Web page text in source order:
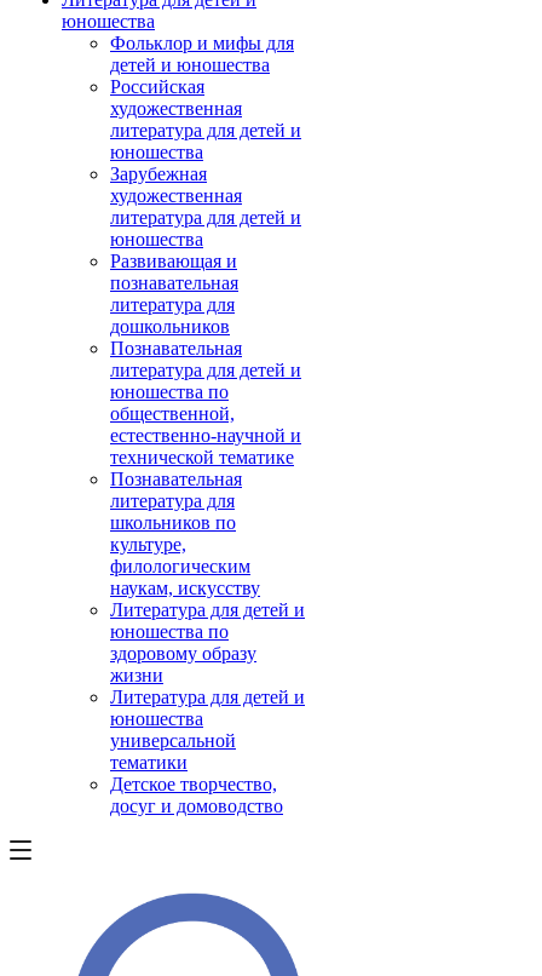
юношества
Фольклор и мифы для
детей и юношества
Российская
художественная
литература для детей и
юношества
Зарубежная
художественная
литература для детей и
юношества
Развивающая и
познавательная
литература для
дошкольников
Познавательная
литература для детей и
юношества по
общественной,
естественно-научной и
технической тематике
Познавательная
литература для
школьников по
культуре,
филологическим
наукам, искусству
Литература для детей и
юношества по
здоровому образу
жизни
Литература для детей и
юношества
универсальной
тематики
Детское творчество,
досуг и домоводство